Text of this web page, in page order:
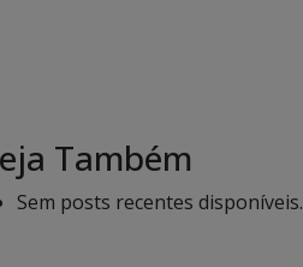
Também
Sem posts recentes disponíveis.